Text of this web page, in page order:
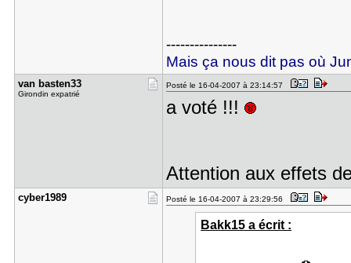
---------------
Mais ça nous dit pas où
van basten​33
Girondin expatrié
Posté le 16-04-2007 à 23:14:57
a voté !!!
Attention aux effets
cyber1989 Posté le 16-04-2007 à 23:29:56
Bakk15 a écrit :